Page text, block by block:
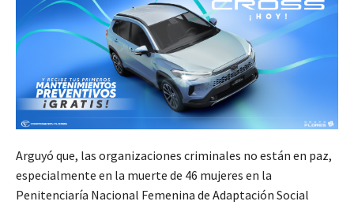
Arguyó que, las organizaciones criminales no están en paz,
especialmente en la muerte de 46 mujeres en la
Penitenciaría Nacional Femenina de Adaptación Social